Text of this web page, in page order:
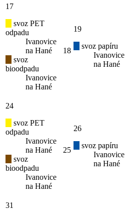
17
svoz PET
odpadu
Ivanovice
na Hané
svoz
bioodpadu
Ivanovice
na Hané
18
19
svoz papíru
Ivanovice
na Hané
24
svoz PET
odpadu
Ivanovice
na Hané
svoz
bioodpadu
Ivanovice
na Hané
25
26
svoz papíru
Ivanovice
na Hané
31